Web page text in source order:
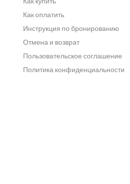
Как оплатить
Инструкция по бронированию
Отмена и возврат
Пользовательское соглашение
Политика конфиденциальности